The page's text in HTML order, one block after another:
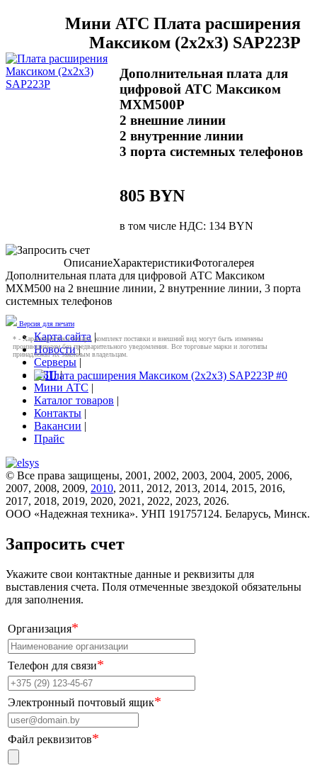
Мини АТС Плата расширения
Максиком (2x2x3) SAP223P
Дополнительная плата для
цифровой АТС Максиком
MXM500P
2 внешние линии
2 внутренние линии
3 порта системных телефонов
805 BYN
в том числе НДС: 134 BYN
ОписаниеХарактеристикиФотогалерея
Дополнительная плата для цифровой АТС Максиком
MXM500 на 2 внешние линии, 2 внутренние линии, 3 порта
системных телефонов
Версия для печати
* - Характеристики товара, комплект поставки и внешний вид могут быть изменены
производителем без предварительного уведомления. Все торговые марки и логотипы
принадлежат их законным владельцам.
Карта сайта |
Новости|
Серверы |
ИБП|
Мини АТС |
Каталог товаров |
Контакты |
Вакансии |
Прайс
© Все права защищены, 2001, 2002, 2003, 2004, 2005, 2006,
2007, 2008, 2009, 2010, 2011, 2012, 2013, 2014, 2015, 2016,
2017, 2018, 2019, 2020, 2021, 2022, 2023, 2026.
ООО «Надежная техника». УНП 191757124. Беларусь, Минск.
Запросить счет
Укажите свои контактные данные и реквизиты для
выставления счета. Поля отмеченные звездокой обязательны
для заполнения.
Организация*
Телефон для связи*
Электронный почтовый ящик*
Файл реквизитов*